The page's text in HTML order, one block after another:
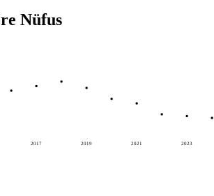
Nüfus
2017 2019 2021 2023